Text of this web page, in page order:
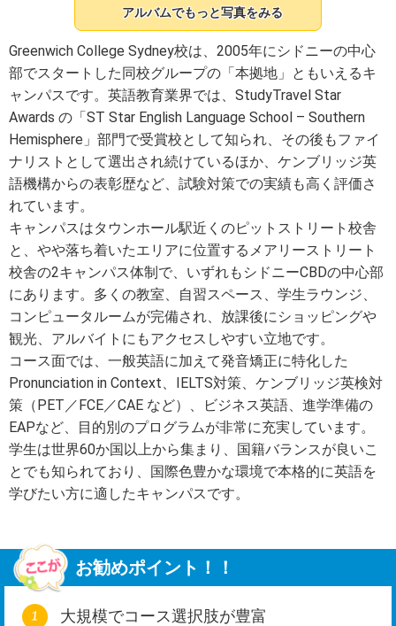
アルバムでもっと写真をみる
Greenwich College Sydney校は、2005年にシドニーの中心
部でスタートした同校グループの「本拠地」ともいえるキ
ャンパスです。英語教育業界では、StudyTravel Star
Awards の「ST Star English Language School – Southern
Hemisphere」部門で受賞校として知られ、その後もファイ
ナリストとして選出され続けているほか、ケンブリッジ英
語機構からの表彰歴など、試験対策での実績も高く評価さ
れています。
キャンパスはタウンホール駅近くのピットストリート校舎
と、やや落ち着いたエリアに位置するメアリーストリート
校舎の2キャンパス体制で、いずれもシドニーCBDの中心部
にあります。多くの教室、自習スペース、学生ラウンジ、
コンピュータルームが完備され、放課後にショッピングや
観光、アルバイトにもアクセスしやすい立地です。
コース面では、一般英語に加えて発音矯正に特化した
Pronunciation in Context、IELTS対策、ケンブリッジ英検対
策（PET／FCE／CAE など）、ビジネス英語、進学準備の
EAPなど、目的別のプログラムが非常に充実しています。
学生は世界60か国以上から集まり、国籍バランスが良いこ
とでも知られており、国際色豊かな環境で本格的に英語を
学びたい方に適したキャンパスです。
お勧めポイント！！
大規模でコース選択肢が豊富